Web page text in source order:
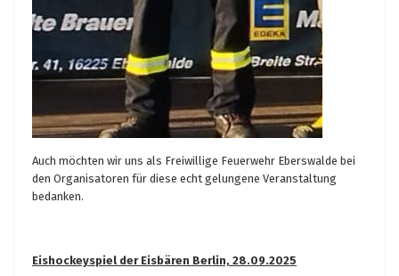
Auch möchten wir uns als Freiwillige Feuerwehr Eberswalde bei
den Organisatoren für diese echt gelungene Veranstaltung
bedanken.
Eishockeyspiel der Eisbären Berlin, 28.09.2025